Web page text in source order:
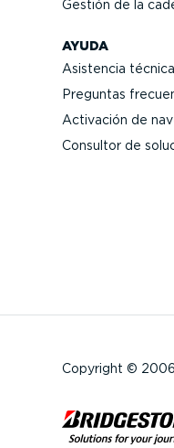
Gestión de la
AYUDA
Asistencia técnica
Preguntas
Activación de
Consultor de
Copyright © 2006